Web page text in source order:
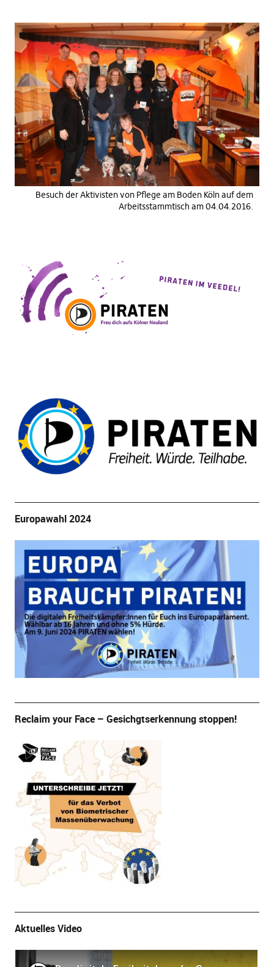
Besuch der Aktivisten von Pflege am Boden Köln auf dem
Arbeitsstammtisch am 04.04.2016.
Europawahl 2024
Reclaim your Face – Gesichgtserkennung stoppen!
Aktuelles Video